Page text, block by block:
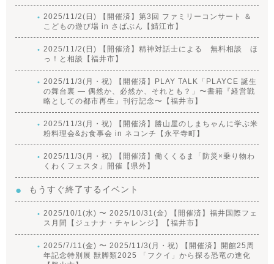
2025/11/2(日) 【開催済】第3回 ファミリーコンサート ＆
こどもの遊び場 in さばぶん【鯖江市】
2025/11/2(日) 【開催済】精神対話士による 無料相談 ほ
っ！と相談【福井市】
2025/11/3(月・祝) 【開催済】PLAY TALK「PLAYCE 誕生
の舞台裏 ― 偶然か、必然か、それとも？」〜書籍『経営戦
略としての都市再生』刊行記念〜【福井市】
2025/11/3(月・祝) 【開催済】勝山屋のしまちゃんに学ぶ米
粉料理会&お食事会 in ネコンチ【永平寺町】
2025/11/3(月・祝) 【開催済】働くくるま「防災×乗り物わ
くわくフェスタ」開催【県外】
もうすぐ終了するイベント
2025/10/1(水) 〜 2025/10/31(金) 【開催済】福井国際フェ
ス月間【ジュナナ・チャレンジ】【福井市】
2025/7/11(金) 〜 2025/11/3(月・祝) 【開催済】開館25周
年記念特別展 獣脚類2025 「フクイ」から探る恐竜の進化